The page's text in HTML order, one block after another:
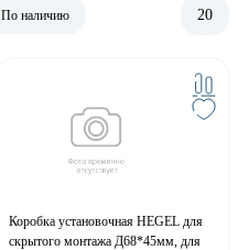
По наличию 20
Коробка установочная HEGEL для
скрытого монтажа Д68*45мм, для